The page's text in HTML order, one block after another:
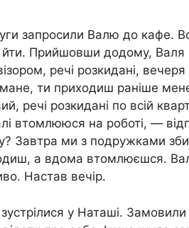
запросили Валю до кафе.
Прийшовши додому, Валя
речі розкидані,
ти приходиш раніше
речі розкидані по всій
втомлююся на роботі, —
Завтра ми з подружками
а вдома втомлюєшся.
Настав вечір.
у Наташі.